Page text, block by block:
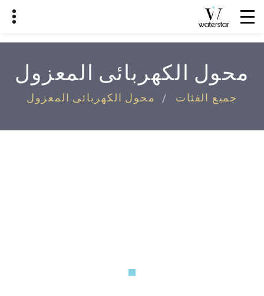
محول الكهربائى المعزول
جميع الفئات محول الكهربائى المعزول